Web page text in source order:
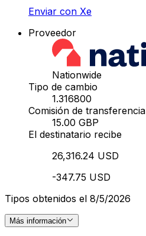
Enviar con Xe
Proveedor
Nationwide
Tipo de cambio
1.316800
Comisión de transferencia
15.00 GBP
El destinatario recibe
26,316.24 USD
-347.75 USD
Tipos obtenidos el 8/5/2026
Más información